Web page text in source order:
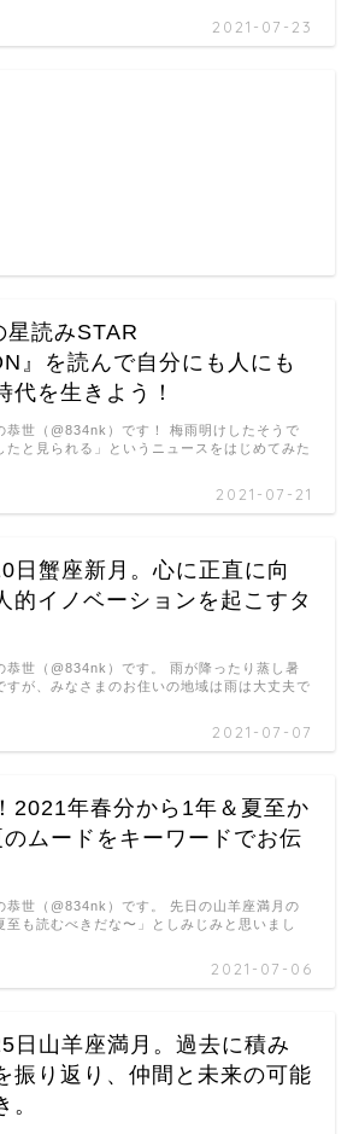
2021-07-23
星読みSTAR
』を読んで自分にも人にも
代を生きよう！
2021-07-21
恭世（@834nk）です！ 梅雨明けしたそうで
と見られる」というニュースをはじめてみた
日蟹座新月。心に正直に向
的イノベーションを起こすタ
2021-07-07
恭世（@834nk）です。 雨が降ったり蒸し暑
すが、みなさまのお住いの地域は雨は大丈夫で
2021年春分から1年＆夏至か
ムードをキーワードでお伝
2021-07-06
恭世（@834nk）です。 先日の山羊座満月の
至も読むべきだな〜」としみじみと思いまし
日山羊座満月。過去に積み
振り返り、仲間と未来の可能